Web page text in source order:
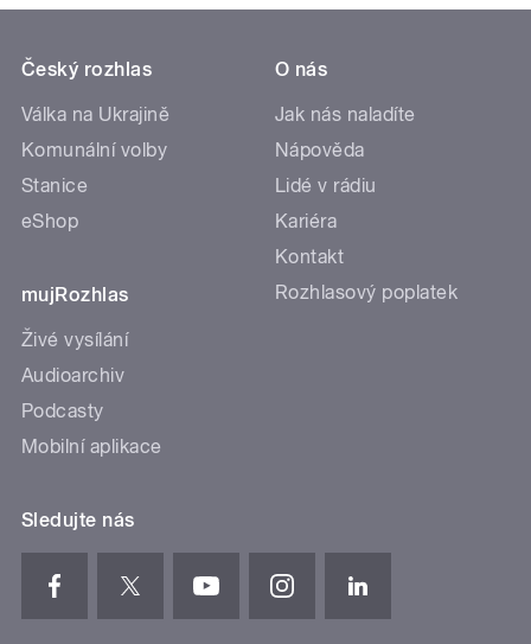
Český rozhlas
Válka na Ukrajině
Komunální volby
Stanice
eShop
mujRozhlas
Živé vysílání
Audioarchiv
Podcasty
Mobilní aplikace
O nás
Jak nás naladíte
Nápověda
Lidé v rádiu
Kariéra
Kontakt
Rozhlasový poplatek
Sledujte nás